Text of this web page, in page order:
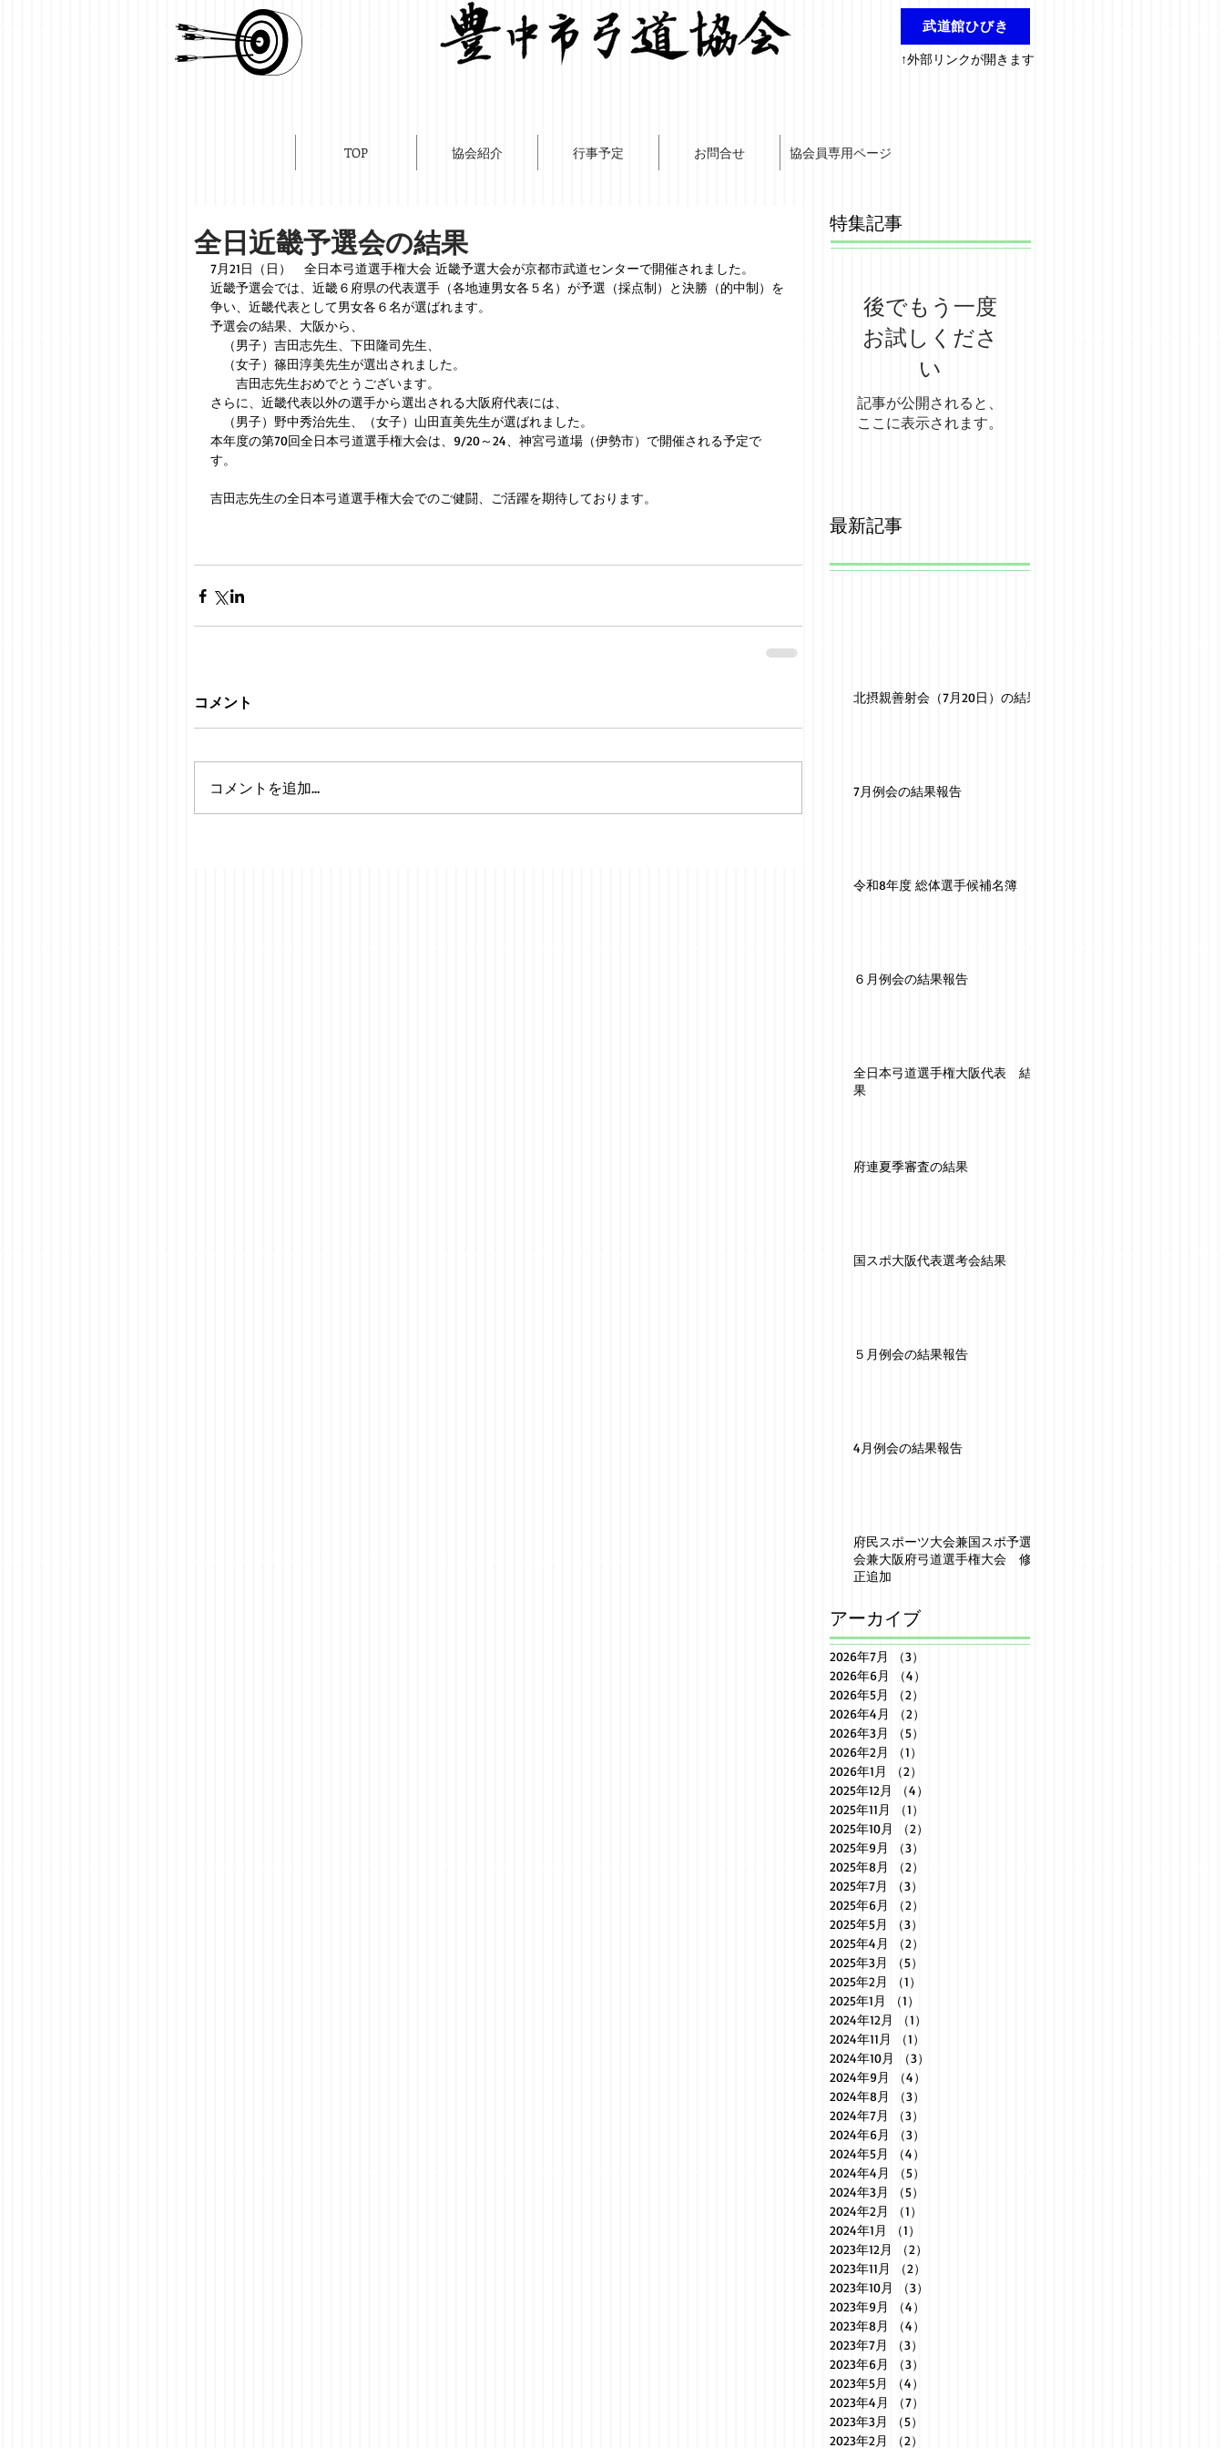
武道館ひびき
↑外部リンクが開きます
TOP 協会紹介 行事予定 お問合せ 協会員専用ページ
全日近畿予選会の結果
7月21日（日）　全日本弓道選手権大会 近畿予選大会が京都市武道センターで開催されました。
近畿予選会では、近畿６府県の代表選手（各地連男女各５名）が予選（採点制）と決勝（的中制）を
争い、近畿代表として男女各６名が選ばれます。
予選会の結果、大阪から、
（男子）吉田志先生、下田隆司先生、
（女子）篠田淳美先生が選出されました。
吉田志先生おめでとうございます。
さらに、近畿代表以外の選手から選出される大阪府代表には、
（男子）野中秀治先生、（女子）山田直美先生が選ばれました。
本年度の第70回全日本弓道選手権大会は、9/20～24、神宮弓道場（伊勢市）で開催される予定で
す。
吉田志先生の全日本弓道選手権大会でのご健闘、ご活躍を期待しております。
コメント
コメントを追加…
特集記事
後でもう一度
お試しくださ
い
記事が公開されると、
ここに表示されます。
最新記事
北摂親善射会（7月20日）の結果
7月例会の結果報告
令和8年度 総体選手候補名簿
６月例会の結果報告
全日本弓道選手権大阪代表 結
果
府連夏季審査の結果
国スポ大阪代表選考会結果
５月例会の結果報告
4月例会の結果報告
府民スポーツ大会兼国スポ予選
会兼大阪府弓道選手権大会 修
正追加
アーカイブ
2026年7月 （3）
2026年6月
（4）
2026年5月
（2）
2026年4月
（2）
2026年3月
（5）
2026年2月
（1）
2026年1月
（2）
2025年12月
（4）
2025年11月
（1）
2025年10月
（2）
2025年9月
（3）
2025年8月
（2）
2025年7月
（3）
2025年6月
（2）
2025年5月
（3）
2025年4月
（2）
2025年3月
（5）
2025年2月
（1）
2025年1月
（1）
2024年12月
（1）
2024年11月
（1）
2024年10月
（3）
2024年9月
（4）
2024年8月
（3）
2024年7月
（3）
2024年6月
（3）
2024年5月
（4）
2024年4月
（5）
2024年3月
（5）
2024年2月
（1）
2024年1月
（1）
2023年12月
（2）
2023年11月
（2）
2023年10月
（3）
2023年9月
（4）
2023年8月
（4）
2023年7月
（3）
2023年6月
（3）
2023年5月
（4）
2023年4月
（7）
2023年3月
（5）
2023年2月
（2）